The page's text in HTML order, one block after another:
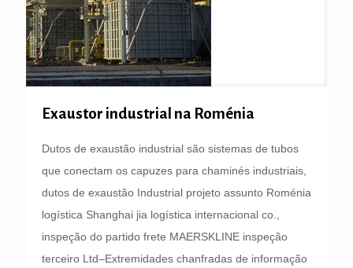
Exaustor industrial na Roménia
Dutos de exaustão industrial são sistemas de tubos
que conectam os capuzes para chaminés industriais,
dutos de exaustão Industrial projeto assunto Roménia
logística Shanghai jia logística internacional co.,
inspeção do partido frete MAERSKLINE inspeção
terceiro Ltd–Extremidades chanfradas de informação